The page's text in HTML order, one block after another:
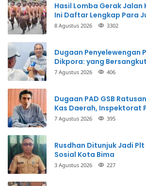
Hasil Lomba Gerak Jalan
Ini Daftar Lengkap Para
8 Agustus 2026 3302
Dugaan Penyelewengan
Dikpora: yang
Perbuatannya dan Siap
7 Agustus 2026 406
Dugaan PAD GSB
Kas Daerah, Inspektorat
Terkait
7 Agustus 2026 395
Rusdhan Ditunjuk Jadi
Sosial Kota Bima
3 Agustus 2026 227